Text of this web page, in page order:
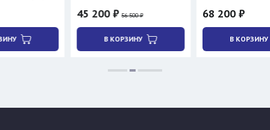
45 200 ₽ 56 500 ₽
В КОРЗИНУ
68 200 ₽
В КОРЗИНУ